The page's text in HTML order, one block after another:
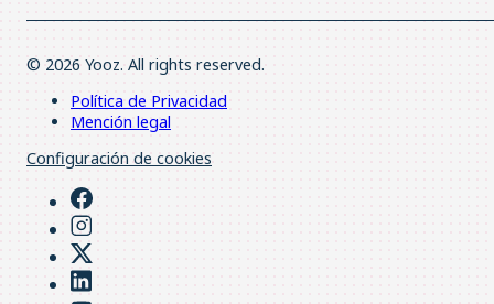
© 2026 Yooz. All rights reserved.
Política de Privacidad
Mención legal
Configuración de cookies